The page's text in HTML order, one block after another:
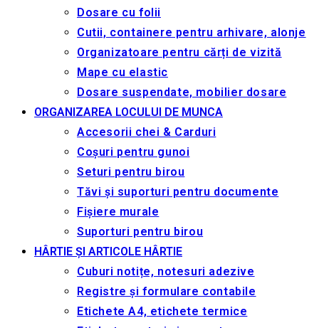
Dosare cu folii
Cutii, containere pentru arhivare, alonje
Organizatoare pentru cărți de vizită
Mape cu elastic
Dosare suspendate, mobilier dosare
ORGANIZAREA LOCULUI DE MUNCA
Accesorii chei & Сarduri
Coșuri pentru gunoi
Seturi pentru birou
Tăvi și suporturi pentru documente
Fișiere murale
Suporturi pentru birou
HÂRTIE ȘI ARTICOLE HÂRTIE
Cuburi notițe, notesuri adezive
Registre și formulare contabile
Etichete A4, etichete termice